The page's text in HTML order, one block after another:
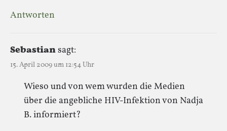
Antworten
Sebastiansagt:
15. April 2009 um 12:54 Uhr
Wieso und von wem wurden die Medien
über die angebliche HIV-Infektion von Nadja
B. informiert?